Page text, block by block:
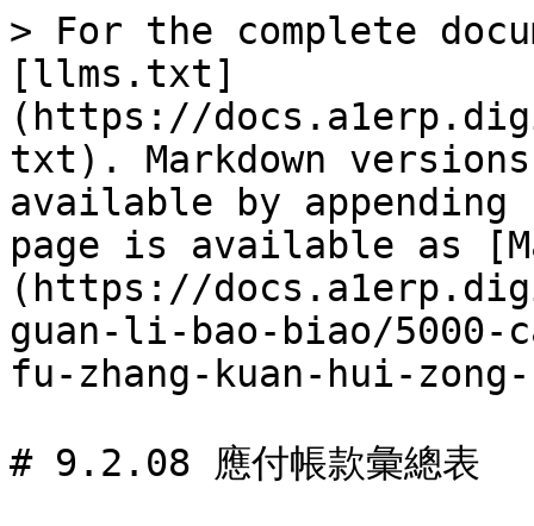
> For the complete
[llms.txt]
(https://
txt). Markdown
available by
page is available as
(https://
guan-li-bao-biao/5000-
fu-zhang-kuan-hui-
# 9.2.08 應付帳款彙總表